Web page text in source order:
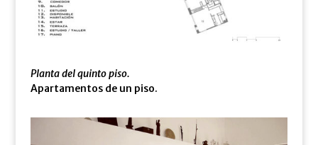
Planta del quinto piso.
Apartamentos de un piso.